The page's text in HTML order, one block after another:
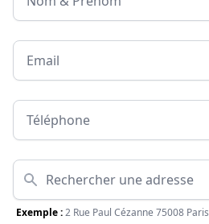
Email
Téléphone
Adresse
Exemple :2 Rue Paul Cézanne 75008 Paris